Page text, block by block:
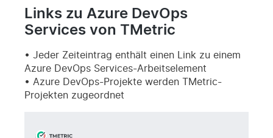
Links zu Azure DevOps
Services von TMetric
Jeder Zeiteintrag enthält einen Link zu einem
Azure DevOps Services-Arbeitselement
Azure DevOps-Projekte werden TMetric-
Projekten zugeordnet